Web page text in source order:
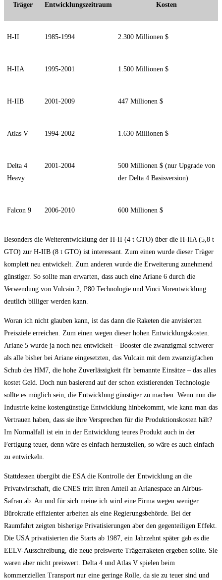
Träger Entwicklungszeitraum Kosten
H-II 1985-1994 2.300 Millionen $
H-IIA 1995-2001 1.500 Millionen $
H-IIB 2001-2009 447 Millionen $
Atlas V 1994-2002 1.630 Millionen $
Delta 4
Heavy
2001-2004
500 Millionen $ (nur Upgrade von
der Delta 4 Basisversion)
Falcon 9 2006-2010 600 Millionen $
Besonders die Weiterentwicklung der H-II (4 t GTO) über die H-IIA (5,8 t
GTO) zur H-IIB (8 t GTO) ist interessant. Zum einen wurde dieser Träger
komplett neu entwickelt. Zum anderen wurde die Erweiterung zunehmend
günstiger. So sollte man erwarten, dass auch eine Ariane 6 durch die
Verwendung von Vulcain 2, P80 Technologie und Vinci Vorentwicklung
deutlich billiger werden kann.
Woran ich nicht glauben kann, ist das dann die Raketen die anvisierten
Preisziele erreichen. Zum einen wegen dieser hohen Entwicklungskosten.
Ariane 5 wurde ja noch neu entwickelt – Booster die zwanzigmal schwerer
als alle bisher bei Ariane eingesetzten, das Vulcain mit dem zwanzigfachen
Schub des HM7, die hohe Zuverlässigkeit für bemannte Einsätze – das alles
kostet Geld. Doch nun basierend auf der schon existierenden Technologie
sollte es möglich sein, die Entwicklung günstiger zu machen. Wenn nun die
Industrie keine kostengünstige Entwicklung hinbekommt, wie kann man das
Vertrauen haben, dass sie ihre Versprechen für die Produktionskosten hält?
Im Normalfall ist ein in der Entwicklung teures Produkt auch in der
Fertigung teuer, denn wäre es einfach herzustellen, so wäre es auch einfach
zu entwickeln.
Stattdessen übergibt die ESA die Kontrolle der Entwicklung an die
Privatwirtschaft, die CNES tritt ihren Anteil an Arianespace an Airbus-
Safran ab. An und für sich meine ich wird eine Firma wegen weniger
Bürokratie effizienter arbeiten als eine Regierungsbehörde. Bei der
Raumfahrt zeigten bisherige Privatisierungen aber den gegenteiligen Effekt.
Die USA privatisierten die Starts ab 1987, ein Jahrzehnt später gab es die
EELV-Ausschreibung, die neue preiswerte Trägerraketen ergeben sollte. Sie
waren aber nicht preiswert. Delta 4 und Atlas V spielen beim
kommerziellen Transport nur eine geringe Rolle, da sie zu teuer sind und